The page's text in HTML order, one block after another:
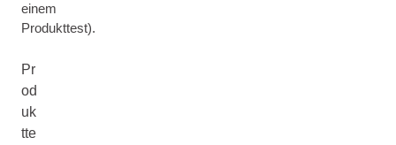
einem
Produkttest).
Pr
od
uk
tte